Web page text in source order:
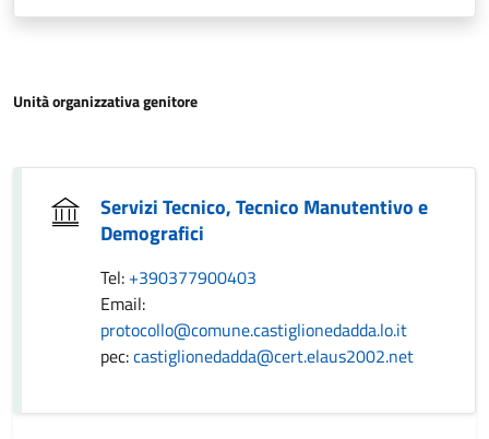
Unità organizzativa genitore
Servizi Tecnico, Tecnico Manutentivo e
Demografici
Tel: +390377900403
Email:
protocollo@comune.castiglionedadda.lo.it
pec:castiglionedadda@cert.elaus2002.net